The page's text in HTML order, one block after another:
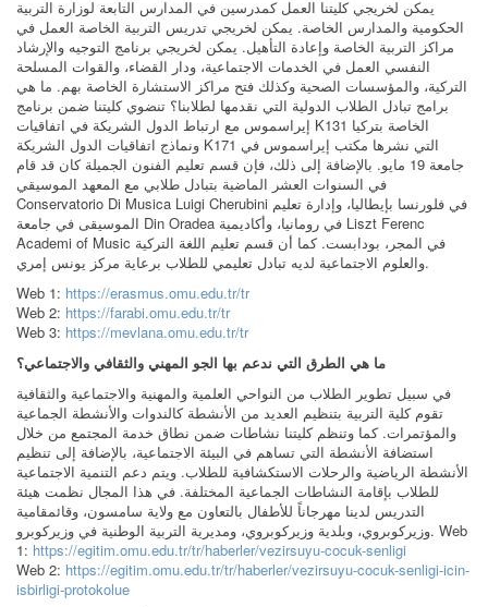
يمكن لخريجي كليتنا العمل كمدرسين في المدارس التابعة لوزارة التربية
الحكومية والمدارس الخاصة. يمكن لخريجي تدريس التربية الخاصة العمل في
مراكز التربية الخاصة وإعادة التأهيل. يمكن لخريجي برنامج التوجيه والإرشاد
النفسي العمل في الخدمات الاجتماعية، ودار القضاء، والقوات المسلحة
التركية، والمؤسسات الصحية وكذلك فتح مراكز الاستشارة الخاصة بهم. ما هي
برامج تبادل الطلاب الدولية التي نقدمها لطلابنا؟ تنضوي كليتنا ضمن برنامج
إيراسموس مع ارتباط الدول الشريكة في اتفاقيات K131 الخاصة بتركيا
ونماذج اتفاقيات الدول الشريكة K171 التي نشرها مكتب إيراسموس في
جامعة 19 مايو. بالإضافة إلى ذلك، فإن قسم تعليم الفنون الجميلة كان قد قام
في السنوات العشر الماضية بتبادل طلابي مع المعهد الموسيقي
Conservatorio Di Musica Luigi Cherubini في فلورنسا بإيطاليا، وإدارة تعليم
الموسيقى في جامعة Din Oradea في رومانيا، وأكاديمية Liszt Ferenc
Academi of Music في المجر، بودابست. كما أن قسم تعليم اللغة التركية
والعلوم الاجتماعية لديه تبادل تعليمي للطلاب برعاية مركز يونس إمري.
Web 1: https://erasmus.omu.edu.tr/tr
Web 2: https://farabi.omu.edu.tr/tr
Web 3: https://mevlana.omu.edu.tr/tr
ما هي الطرق التي ندعم بها الجو المهني والثقافي والاجتماعي؟
في سبيل تطوير الطلاب من النواحي العلمية والمهنية والاجتماعية والثقافية
تقوم كلية التربية بتنظيم العديد من الأنشطة كالندوات والأنشطة الجماعية
والمؤتمرات. كما وتنظم كليتنا نشاطات ضمن نطاق خدمة المجتمع من خلال
استضافة الأنشطة التي تساهم في البيئة الاجتماعية، بالإضافة إلى تنظيم
الأنشطة الرياضية والرحلات الاستكشافية للطلاب. ويتم دعم التنمية الاجتماعية
للطلاب بإقامة النشاطات الجماعية المختلفة. في هذا المجال نظمت هيئة
التدريس لدينا مهرجاناً للأطفال بالتعاون مع ولاية سامسون، وقائمقامية
وزيركوبروي، وبلدية وزيركوبروي، ومديرية التربية الوطنية في وزيركوبرو. Web
1: https://egitim.omu.edu.tr/tr/haberler/vezirsuyu-cocuk-senligi
Web 2: https://egitim.omu.edu.tr/tr/haberler/vezirsuyu-cocuk-senligi-icin-
isbirligi-protokolue